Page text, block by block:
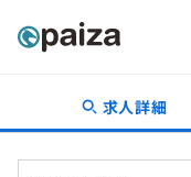
転職・キャリア求人詳細